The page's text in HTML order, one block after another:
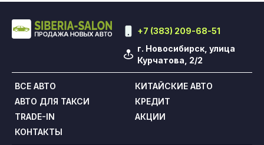
+7 (383) 209-68-51
г. Новосибирск, улица
Курчатова, 2/2
ВСЕ АВТО
КИТАЙСКИЕ АВТО
АВТО ДЛЯ ТАКСИ
КРЕДИТ
TRADE-IN
АКЦИИ
КОНТАКТЫ